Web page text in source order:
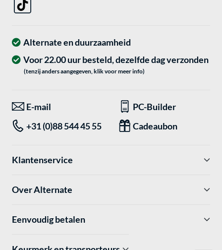
Alternate en duurzaamheid
Voor 22.00 uur besteld, dezelfde dag verzonden
(tenzij anders aangegeven, klik voor meer info)
E-mail
PC-Builder
+31 (0)88 544 45 55
Cadeaubon
Klantenservice
Over Alternate
Eenvoudig betalen